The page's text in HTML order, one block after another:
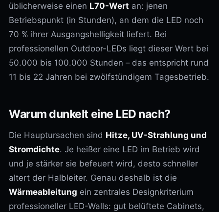
üblicherweise einen L70-Wert an: jenen
Betriebspunkt (in Stunden), an dem die LED noch
70 % ihrer Ausgangshelligkeit liefert. Bei
professionellen Outdoor-LEDs liegt dieser Wert bei
50.000 bis 100.000 Stunden – das entspricht rund
11 bis 22 Jahren bei zwölfstündigem Tagesbetrieb.
Warum dunkelt eine LED nach?
Die Hauptursachen sind Hitze, UV-Strahlung und
Stromdichte. Je heißer eine LED im Betrieb wird
und je stärker sie befeuert wird, desto schneller
altert der Halbleiter. Genau deshalb ist die
Wärmeableitung ein zentrales Designkriterium
professioneller LED-Walls: gut belüftete Cabinets,